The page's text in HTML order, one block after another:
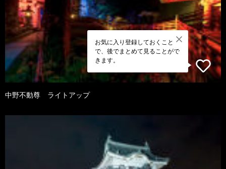
お気に入り登録しておくこと
で、後でまとめて見ることがで
きます。
中野不動尊 ライトアップ